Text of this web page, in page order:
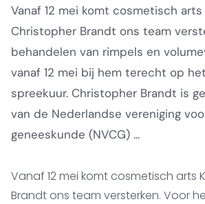
Vanaf 12 mei komt cosmetisch arts
Christopher Brandt ons team
behandelen van rimpels en
vanaf 12 mei bij hem terecht op
spreekuur. Christopher Brandt is
van de Nederlandse vereniging
geneeskunde (NVCG) ...
Vanaf 12 mei komt cosmetisch arts
Brandt ons team versterken. Voor